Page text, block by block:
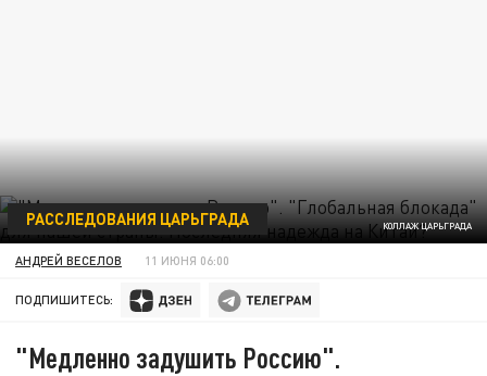
КОЛЛАЖ ЦАРЬГРАДА
РАССЛЕДОВАНИЯ ЦАРЬГРАДА
АНДРЕЙ ВЕСЕЛОВ 11 ИЮНЯ 06:00
ПОДПИШИТЕСЬ:
"Медленно задушить Россию".